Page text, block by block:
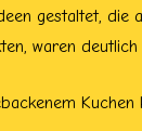
gestaltet, die
waren